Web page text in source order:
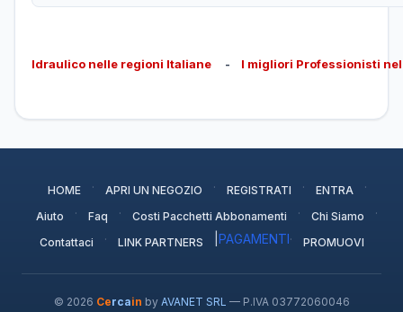
Idraulico nelle regioni Italiane - I migliori Professionisti
HOME · APRI UN NEGOZIO · REGISTRATI · ENTRA ·
Aiuto · Faq · Costi Pacchetti Abbonamenti · Chi Siamo ·
Contattaci · LINK PARTNERS PAGAMENTI· PROMUOVI
© 2026 Cercain by AVANET SRL — P.IVA 03772060046